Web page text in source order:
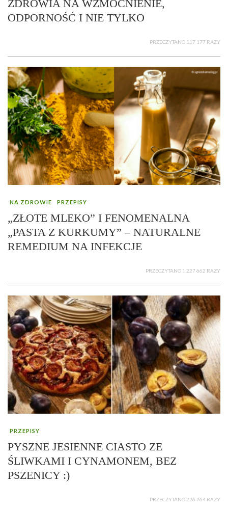
ZDROWIA NA WZMOCNIENIE,
ODPORNOŚĆ I NIE TYLKO
PRZECZYTANO 117 177 RAZY
NA ZDROWIE PRZEPISY
„ZŁOTE MLEKO” I FENOMENALNA
„PASTA Z KURKUMY” – NATURALNE
REMEDIUM NA INFEKCJE
PRZECZYTANO 1 227 662 RAZY
PRZEPISY
PYSZNE JESIENNE CIASTO ZE
ŚLIWKAMI I CYNAMONEM, BEZ
PSZENICY :)
PRZECZYTANO 226 764 RAZY